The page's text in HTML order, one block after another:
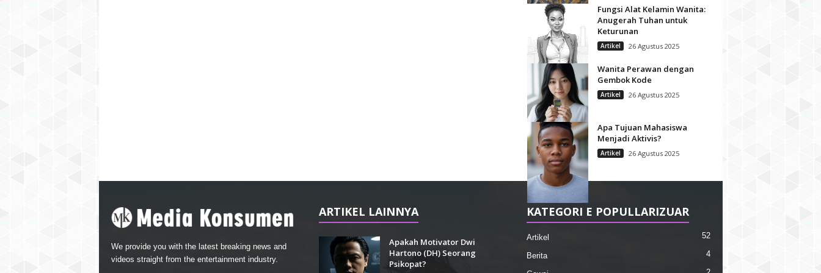
Fungsi Alat Kelamin Wanita:
Anugerah Tuhan untuk
Keturunan
Artikel 26 Agustus 2025
Wanita Perawan dengan
Gembok Kode
Artikel 26 Agustus 2025
Apa Tujuan Mahasiswa
Menjadi Aktivis?
Artikel 26 Agustus 2025
We provide you with the latest breaking news and
videos straight from the entertainment industry.
ARTIKEL LAINNYA
Apakah Motivator Dwi
Hartono (DH) Seorang
Psikopat?
KATEGORI E POPULLARIZUAR
Artikel 52
Berita 4